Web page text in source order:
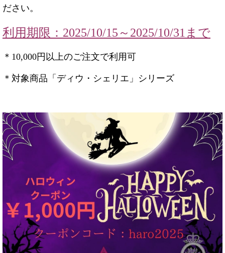
ださい。
利用期限：2025/10/15～2025/10/31まで
＊10,000円以上のご注文で利用可
＊対象商品「ディウ・シェリエ」シリーズ